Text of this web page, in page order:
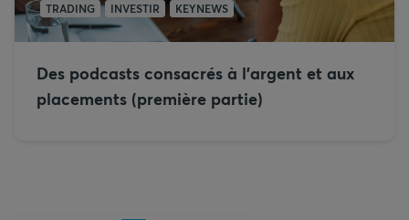
TRADING INVESTIR KEYNEWS
Des podcasts consacrés à l’argent et aux
placements (première partie)